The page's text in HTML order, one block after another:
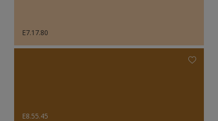
E7.17.80
E8.55.45